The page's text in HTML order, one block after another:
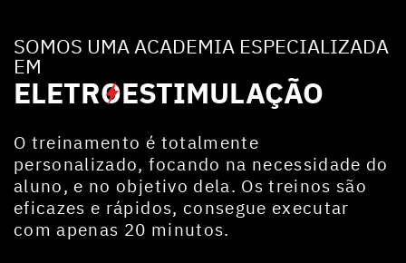
SOMOS UMA ACADEMIA ESPECIALIZADA
EM
ELETROESTIMULAÇÃO
O treinamento é totalmente
personalizado, focando na necessidade do
aluno, e no objetivo dela. Os treinos são
eficazes e rápidos, consegue executar
com apenas 20 minutos.